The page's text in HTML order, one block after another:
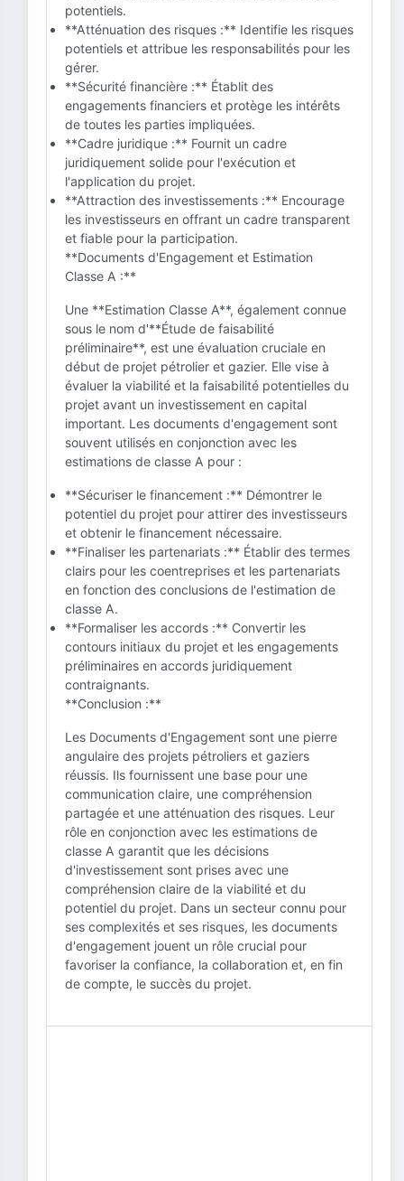
potentiels.
**Atténuation des risques :** Identifie les risques
potentiels et attribue les responsabilités pour les
gérer.
**Sécurité financière :** Établit des
engagements financiers et protège les intérêts
de toutes les parties impliquées.
**Cadre juridique :** Fournit un cadre
juridiquement solide pour l'exécution et
l'application du projet.
**Attraction des investissements :** Encourage
les investisseurs en offrant un cadre transparent
et fiable pour la participation.
**Documents d'Engagement et Estimation
Classe A :**
Une **Estimation Classe A**, également connue
sous le nom d'**Étude de faisabilité
préliminaire**, est une évaluation cruciale en
début de projet pétrolier et gazier. Elle vise à
évaluer la viabilité et la faisabilité potentielles du
projet avant un investissement en capital
important. Les documents d'engagement sont
souvent utilisés en conjonction avec les
estimations de classe A pour :
**Sécuriser le financement :** Démontrer le
potentiel du projet pour attirer des investisseurs
et obtenir le financement nécessaire.
**Finaliser les partenariats :** Établir des termes
clairs pour les coentreprises et les partenariats
en fonction des conclusions de l'estimation de
classe A.
**Formaliser les accords :** Convertir les
contours initiaux du projet et les engagements
préliminaires en accords juridiquement
contraignants.
**Conclusion :**
Les Documents d'Engagement sont une pierre
angulaire des projets pétroliers et gaziers
réussis. Ils fournissent une base pour une
communication claire, une compréhension
partagée et une atténuation des risques. Leur
rôle en conjonction avec les estimations de
classe A garantit que les décisions
d'investissement sont prises avec une
compréhension claire de la viabilité et du
potentiel du projet. Dans un secteur connu pour
ses complexités et ses risques, les documents
d'engagement jouent un rôle crucial pour
favoriser la confiance, la collaboration et, en fin
de compte, le succès du projet.